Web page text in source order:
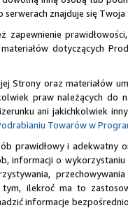
znajduje się
zapewnienie
dotyczących
Strony oraz materiałów
praw należących
ani jakichkolwiek
Towarów w
prawidłowy i adekwatny
informacji o
tym, ilekroć ma to
informacje